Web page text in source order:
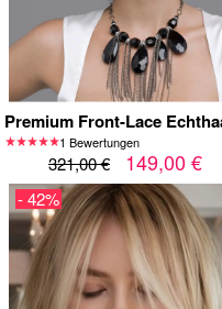
1 Bewertungen
321,00 € 149,00 €
- 42%